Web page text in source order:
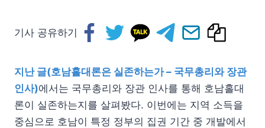
기사 공유하기
지난 글(호남홀대론은 실존하는가 – 국무총리와 장관
인사)에서는 국무총리와 장관 인사를 통해 호남홀대
론이 실존하는지를 살펴봤다. 이번에는 지역 소득을
중심으로 호남이 특정 정부의 집권 기간 중 개발에서